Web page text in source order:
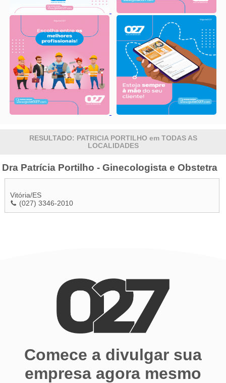
RESULTADO: PATRICIA PORTILHO em TODAS AS
LOCALIDADES
Dra Patrícia Portilho - Ginecologista e Obstetra
Vitória/ES
(027) 3346-2010
Comece a divulgar sua
empresa agora mesmo